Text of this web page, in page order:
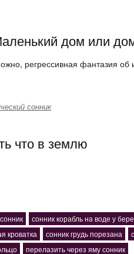
дом или
регрессивная фантазия
сонник
что в землю
сонник корабль на воде у
кроватка
сонник грудь порезана
перелазить через яму сонник